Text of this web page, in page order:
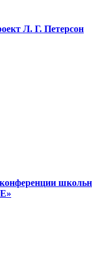
Л. Г. Петерсон
конференции